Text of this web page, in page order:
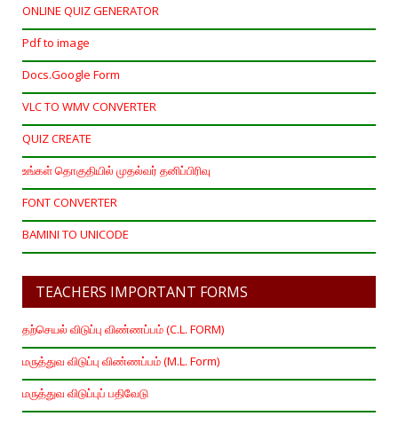
ONLINE QUIZ GENERATOR
Pdf to image
Docs.Google Form
VLC TO WMV CONVERTER
QUIZ CREATE
உங்கள் தொகுதியில் முதல்வர் தனிப்பிரிவு
FONT CONVERTER
BAMINI TO UNICODE
TEACHERS IMPORTANT FORMS
தற்செயல் விடுப்பு விண்ணப்பம் (C.L. FORM)
மருத்துவ விடுப்பு விண்ணப்பம் (M.L. Form)
மருத்துவ விடுப்புப் பதிவேடு